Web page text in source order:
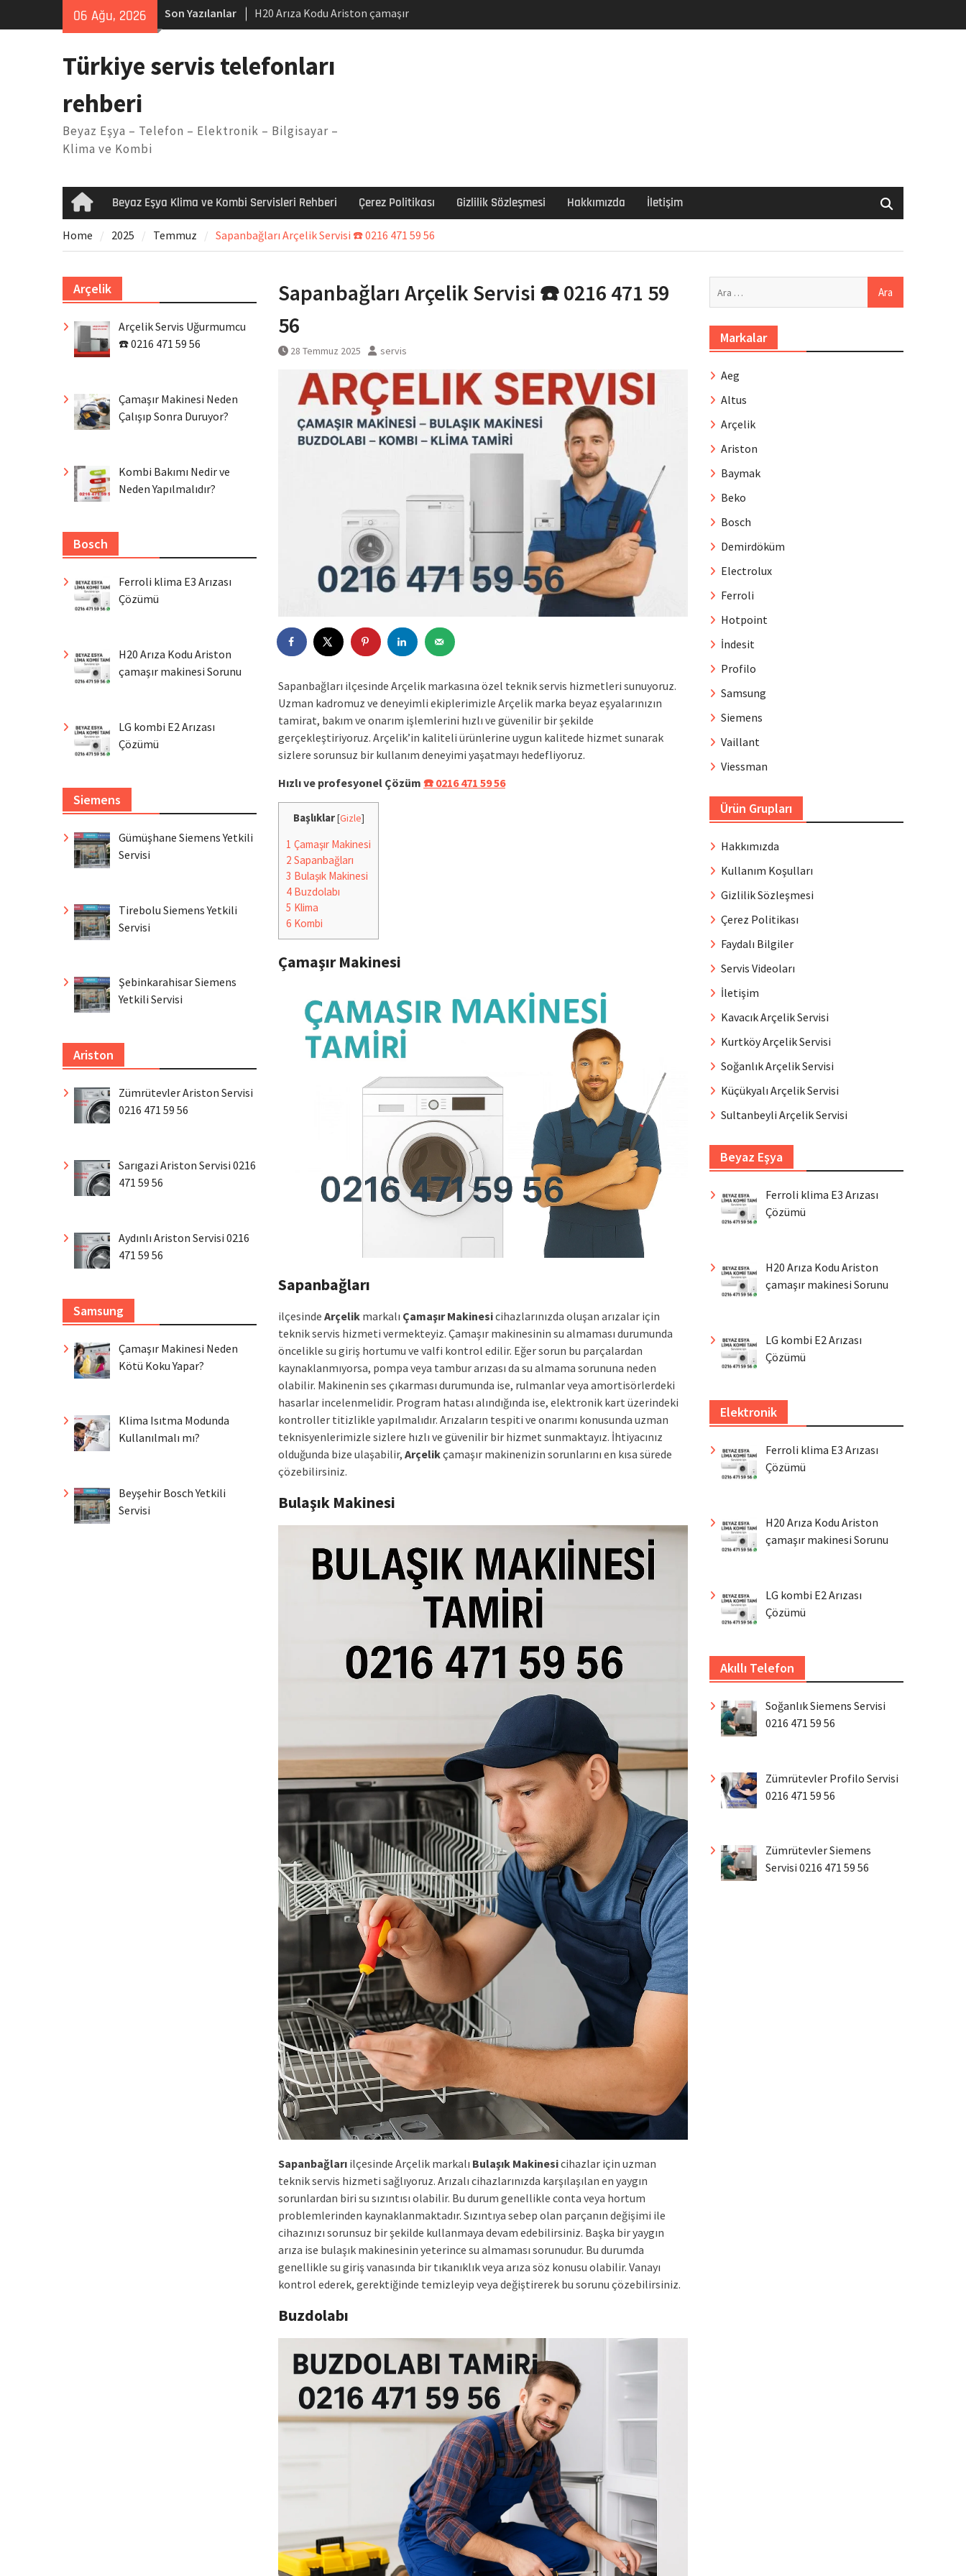
06 Ağu, 2026 Son Yazılanlar
H20 Arıza Kodu Ariston çamaşır
makinesi Sorunu
Arçelik buzdolabı F5 Hatası Çözüm
Ferroli klima E3 Arızası Çözümü
Türkiye servis telefonları
rehberi
Beyaz Eşya – Telefon – Elektronik – Bilgisayar –
Klima ve Kombi
HomeBeyaz Eşya Klima ve Kombi Servisleri Rehberi Çerez Politikası Gizlilik Sözleşmesi Hakkımızda İletişim
Home 2025 Temmuz Sapanbağları Arçelik Servisi ☎️ 0216 471 59 56
Sapanbağları Arçelik Servisi ☎️ 0216 471 59
56
28 Temmuz 2025 servis
Sapanbağları ilçesinde Arçelik markasına özel teknik servis hizmetleri sunuyoruz.
Uzman kadromuz ve deneyimli ekiplerimizle Arçelik marka beyaz eşyalarınızın
tamirat, bakım ve onarım işlemlerini hızlı ve güvenilir bir şekilde
gerçekleştiriyoruz. Arçelik’in kaliteli ürünlerine uygun kalitede hizmet sunarak
sizlere sorunsuz bir kullanım deneyimi yaşatmayı hedefliyoruz.
Hızlı ve profesyonel Çözüm ☎️ 0216 471 59 56
Başlıklar [Gizle]
1 Çamaşır Makinesi
2 Sapanbağları
3 Bulaşık Makinesi
4 Buzdolabı
5 Klima
6 Kombi
Çamaşır Makinesi
Sapanbağları
ilçesinde Arçelik markalı Çamaşır Makinesicihazlarınızda oluşan arızalar için
teknik servis hizmeti vermekteyiz. Çamaşır makinesinin su almaması durumunda
öncelikle su giriş hortumu ve valfi kontrol edilir. Eğer sorun bu parçalardan
kaynaklanmıyorsa, pompa veya tambur arızası da su almama sorununa neden
olabilir. Makinenin ses çıkarması durumunda ise, rulmanlar veya amortisörlerdeki
hasarlar incelenmelidir. Program hatası alındığında ise, elektronik kart üzerindeki
kontroller titizlikle yapılmalıdır. Arızaların tespiti ve onarımı konusunda uzman
teknisyenlerimizle sizlere hızlı ve güvenilir bir hizmet sunmaktayız. İhtiyacınız
olduğunda bize ulaşabilir, Arçelikçamaşır makinenizin sorunlarını en kısa sürede
çözebilirsiniz.
Bulaşık Makinesi
Sapanbağları ilçesinde Arçelik markalı Bulaşık Makinesicihazlar için uzman
teknik servis hizmeti sağlıyoruz. Arızalı cihazlarınızda karşılaşılan en yaygın
sorunlardan biri su sızıntısı olabilir. Bu durum genellikle conta veya hortum
problemlerinden kaynaklanmaktadır. Sızıntıya sebep olan parçanın değişimi ile
cihazınızı sorunsuz bir şekilde kullanmaya devam edebilirsiniz. Başka bir yaygın
arıza ise bulaşık makinesinin yeterince su almaması sorunudur. Bu durumda
genellikle su giriş vanasında bir tıkanıklık veya arıza söz konusu olabilir. Vanayı
kontrol ederek, gerektiğinde temizleyip veya değiştirerek bu sorunu çözebilirsiniz.
Buzdolabı
Markalar
Aeg
Altus
Arçelik
Ariston
Baymak
Beko
Bosch
Demirdöküm
Electrolux
Ferroli
Hotpoint
İndesit
Profilo
Samsung
Siemens
Vaillant
Viessman
Ürün Grupları
Hakkımızda
Kullanım Koşulları
Gizlilik Sözleşmesi
Çerez Politikası
Faydalı Bilgiler
Servis Videoları
İletişim
Kavacık Arçelik Servisi
Kurtköy Arçelik Servisi
Soğanlık Arçelik Servisi
Küçükyalı Arçelik Servisi
Sultanbeyli Arçelik Servisi
Beyaz Eşya
Ferroli klima E3 Arızası
Çözümü
H20 Arıza Kodu Ariston
çamaşır makinesi Sorunu
LG kombi E2 Arızası
Çözümü
Elektronik
Ferroli klima E3 Arızası
Çözümü
H20 Arıza Kodu Ariston
çamaşır makinesi Sorunu
LG kombi E2 Arızası
Çözümü
Akıllı Telefon
Soğanlık Siemens Servisi
0216 471 59 56
Zümrütevler Profilo Servisi
0216 471 59 56
Zümrütevler Siemens
Servisi 0216 471 59 56
Arçelik
Arçelik Servis Uğurmumcu
☎️ 0216 471 59 56
Çamaşır Makinesi Neden
Çalışıp Sonra Duruyor?
Kombi Bakımı Nedir ve
Neden Yapılmalıdır?
Bosch
Ferroli klima E3 Arızası
Çözümü
H20 Arıza Kodu Ariston
çamaşır makinesi Sorunu
LG kombi E2 Arızası
Çözümü
Siemens
Gümüşhane Siemens Yetkili
Servisi
Tirebolu Siemens Yetkili
Servisi
Şebinkarahisar Siemens
Yetkili Servisi
Ariston
Zümrütevler Ariston Servisi
0216 471 59 56
Sarıgazi Ariston Servisi 0216
471 59 56
Aydınlı Ariston Servisi 0216
471 59 56
Samsung
Çamaşır Makinesi Neden
Kötü Koku Yapar?
Klima Isıtma Modunda
Kullanılmalı mı?
Beyşehir Bosch Yetkili
Servisi